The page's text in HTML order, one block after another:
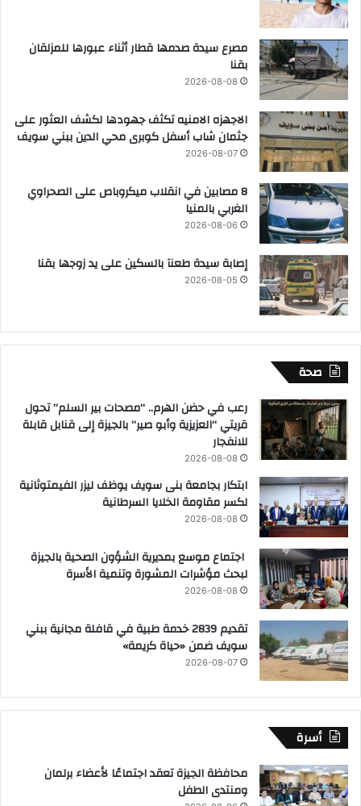
مصرع سيدة صدمها قطار أثناء عبورها للمزلقان
بقنا
2026-08-08
الاجهزه الامنيه تكثف جهودها لكشف العثور على
جثمان شاب أسفل كوبرى محي الدين ببني سويف
2026-08-07
8 مصابين في انقلاب ميكروباص على الصحراوي
الغربي بالمنيا
2026-08-06
إصابة سيدة طعنآ بالسكين على يد زوجها بقنا
2026-08-05
صحة
رعب في حضن الهرم.. “مصحات بير السلم” تحول
قريتي “العزيزية وأبو صير” بالجيزة إلى قنابل قابلة
للانفجار
2026-08-08
ابتكار بجامعة بنى سويف يوظف ليزر الفيمتوثانية
لكسر مقاومة الخلايا السرطانية
2026-08-08
اجتماع موسع بمديرية الشؤون الصحية بالجيزة
لبحث مؤشرات المشورة وتنمية الأسرة
2026-08-08
تقديم 2839 خدمة طبية في قافلة مجانية ببني
سويف ضمن «حياة كريمة»
2026-08-07
أسرة
محافظة الجيزة تعقد اجتماعًا لأعضاء برلمان
ومنتدى الطفل